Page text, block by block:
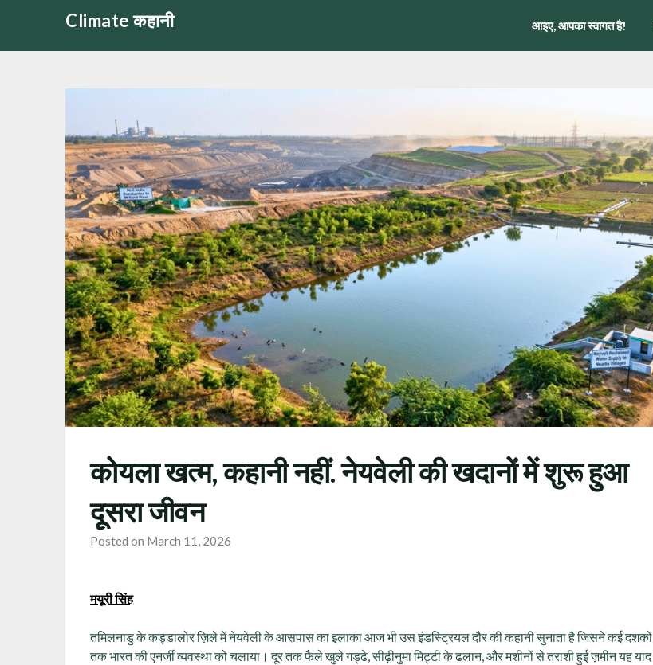
content
Climate कहानी आइए, आपका स्वागत है!
कोयला खत्म, कहानी नहीं. नेयवेली की खदानों में शुरू हुआ
दूसरा जीवन
Posted on March 11, 2026
मयूरी सिंह
तमिलनाडु के कड्डालोर ज़िले में नेयवेली के आसपास का इलाका आज भी उस इंडस्ट्रियल दौर की कहानी सुनाता है जिसने कई दशकों
तक भारत की एनर्जी व्यवस्था को चलाया। दूर तक फैले खुले गड्ढे, सीढ़ीनुमा मिट्टी के ढलान, और मशीनों से तराशी हुई ज़मीन यह याद